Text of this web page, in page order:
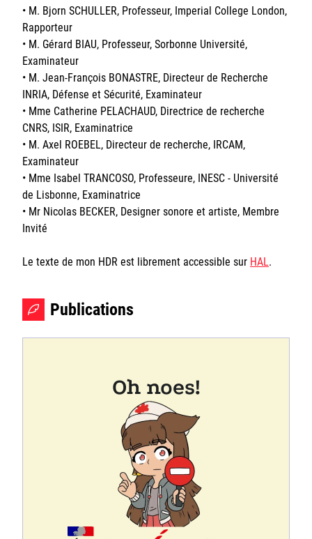
• M. Bjorn SCHULLER, Professeur, Imperial College London,
Rapporteur
• M. Gérard BIAU, Professeur, Sorbonne Université,
Examinateur
• M. Jean-François BONASTRE, Directeur de Recherche
INRIA, Défense et Sécurité, Examinateur
• Mme Catherine PELACHAUD, Directrice de recherche
CNRS, ISIR, Examinatrice
• M. Axel ROEBEL, Directeur de recherche, IRCAM,
Examinateur
• Mme Isabel TRANCOSO, Professeure, INESC - Université
de Lisbonne, Examinatrice
• Mr Nicolas BECKER, Designer sonore et artiste, Membre
Invité
Le texte de mon HDR est librement accessible sur HAL.
Publications